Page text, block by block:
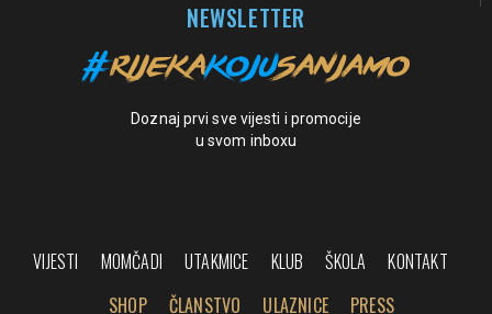
NEWSLETTER
Doznaj prvi sve vijesti i promocije
u svom inboxu
VIJESTI MOMČADI UTAKMICE KLUB ŠKOLA
KONTAKT
SHOP
ČLANSTVO ULAZNICE PRESS